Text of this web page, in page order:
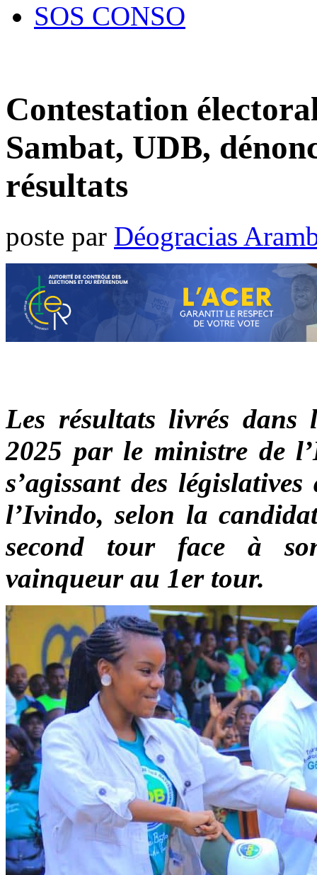
SOS CONSO
Contestation
Sambat, UDB,
résultats
poste par Déogracias
Les résultats livrés
2025 par le ministre de
s’agissant des
l’Ivindo, selon la
second tour face à
vainqueur au 1er tour.